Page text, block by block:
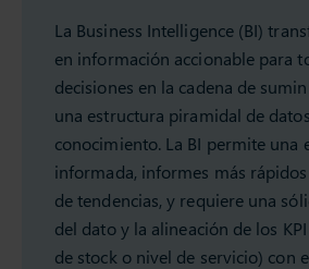
La Business Intelligence (BI)
en información accionable para
decisiones en la cadena de
una estructura piramidal de
conocimiento. La BI permite una
informada, informes más
de tendencias, y requiere una
del dato y la alineación de los
de stock o nivel de servicio) con